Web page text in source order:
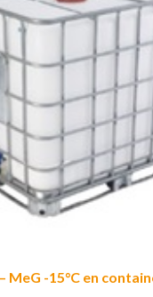
MeG -15°C en